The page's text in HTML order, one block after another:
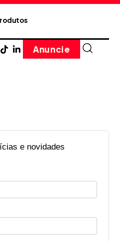
Anuncie
e novidades